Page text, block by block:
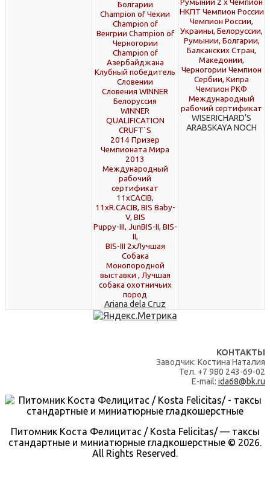
Болгарии
Champion of Чехии
Champion of
Венгрии Champion of
Черногории
Champion of
Азербайджана
Клубный победитель
Словении
Словения WINNER
Белоруссия
WINNER
QUALIFICATION
CRUFT`S
2014 Призер
Чемпионата Мира
2013
Международный
рабочий
сертификат
11xCACIB,
11xR.CACIB, BIS Baby-
V, BIS
Puppy-III, JunBIS-II, BIS-
II,
BIS-III 2хЛучшая
Собака
Монопородной
выставки , Лучшая
собака охотничьих
пород
Ariana dela Cruz
Румынии 2 x Чемпион
НКПТ Чемпион России
Чемпион России,
Украины, Белоруссии,
Румынии, Болгарии,
Балканских Стран,
Македонии,
Черногории Чемпион
Сербии, Кипра
Чемпион РКФ
Международный
рабочий сертификат
WISERICHARD’S
ARABSKAYA NOCH
КОНТАКТЫ
Заводчик: Костина Наталия
Тел. +7 980 243-69-02
E-mail: ida68@bk.ru
Питомник Коста Фелицитас / Kosta Felicitas/ — таксы
стандартные и миниатюрные гладкошерстные © 2026.
All Rights Reserved.